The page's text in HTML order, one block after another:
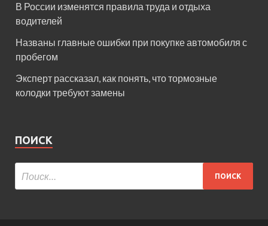
В России изменятся правила труда и отдыха
водителей
Названы главные ошибки при покупке автомобиля с
пробегом
Эксперт рассказал, как понять, что тормозные
колодки требуют замены
ПОИСК